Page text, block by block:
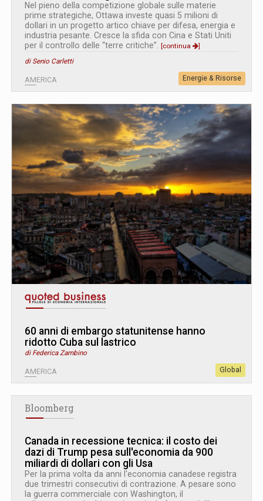
Nel pieno della competizione globale sulle materie
prime strategiche, Ottawa investe quasi 5 milioni di
dollari in un progetto artico chiave per difesa, energia e
industria pesante. Cresce la sfida con Cina e Stati Uniti
per il controllo delle “terre critiche”.
[continua
]
di Senio Carletti
AMERICA Energie & Risorse
60 anni di embargo statunitense hanno
ridotto Cuba sul lastrico
di Federica Zambino
AMERICA Global
Bloomberg
Canada in recessione tecnica: il costo dei
dazi di Trump pesa sull'economia da 900
miliardi di dollari con gli Usa
Per la prima volta da anni l'economia canadese registra
due trimestri consecutivi di contrazione. A pesare sono
la guerra commerciale con Washington, il